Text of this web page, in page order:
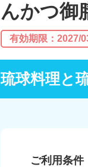
んかつ御
有効期限：2027/
琉球料理と
ご利用条件